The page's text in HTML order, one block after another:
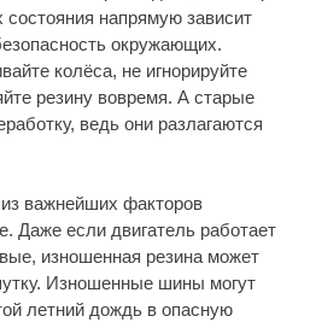
состояния напрямую зависит
окружающих.
колёса, не игнорируйте
резину вовремя. А старые
ведь они разлагаются
важнейших факторов
Даже если двигатель работает
изношенная резина может
Изношенные шины могут
летний дождь в опасную
российских футболистов
оставит вас без слов!